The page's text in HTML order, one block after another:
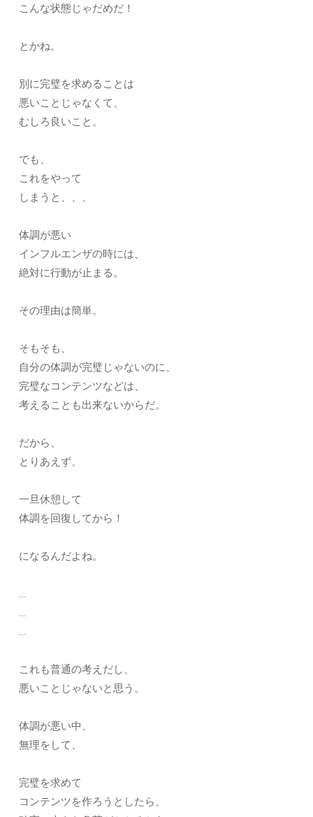
こんな状態じゃだめだ！
とかね。
別に完璧を求めることは
悪いことじゃなくて、
むしろ良いこと。
でも、
これをやって
しまうと、、、
体調が悪い
インフルエンザの時には、
絶対に行動が止まる。
その理由は簡単。
そもそも、
自分の体調が完璧じゃないのに、
完璧なコンテンツなどは、
考えることも出来ないからだ。
だから、
とりあえず、
一旦休憩して
体調を回復してから！
になるんだよね。
…
…
…
これも普通の考えだし、
悪いことじゃないと思う。
体調が悪い中、
無理をして、
完璧を求めて
コンテンツを作ろうとしたら、